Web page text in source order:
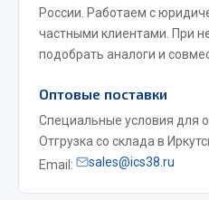
Коробка передач
Коробка передач ZF
Запчасти МАЗ
России. Работаем с
частными клиентами. При
подобрать аналоги и
Оптовые поставки
Специальные условия для
Отгрузка со склада в
Email:
sales@ics38.ru